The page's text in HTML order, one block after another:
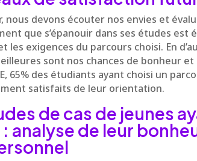
nous devons écouter nos envies et
que s’épanouir dans ses études est
les exigences du parcours choisi. En
sont nos chances de bonheur
65% des étudiants ayant choisi un
satisfaits de leur orientation.
de cas de jeunes
analyse de leur